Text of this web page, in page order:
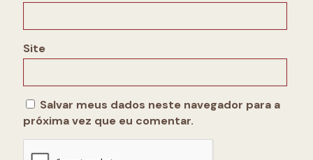
Site
Salvar meus dados neste navegador para a
próxima vez que eu comentar.